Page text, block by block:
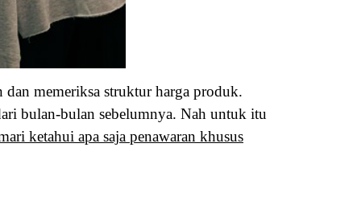
dan memeriksa struktur harga produk.
bulan-bulan sebelumnya. Nah untuk itu
ketahui apa saja penawaran khusus